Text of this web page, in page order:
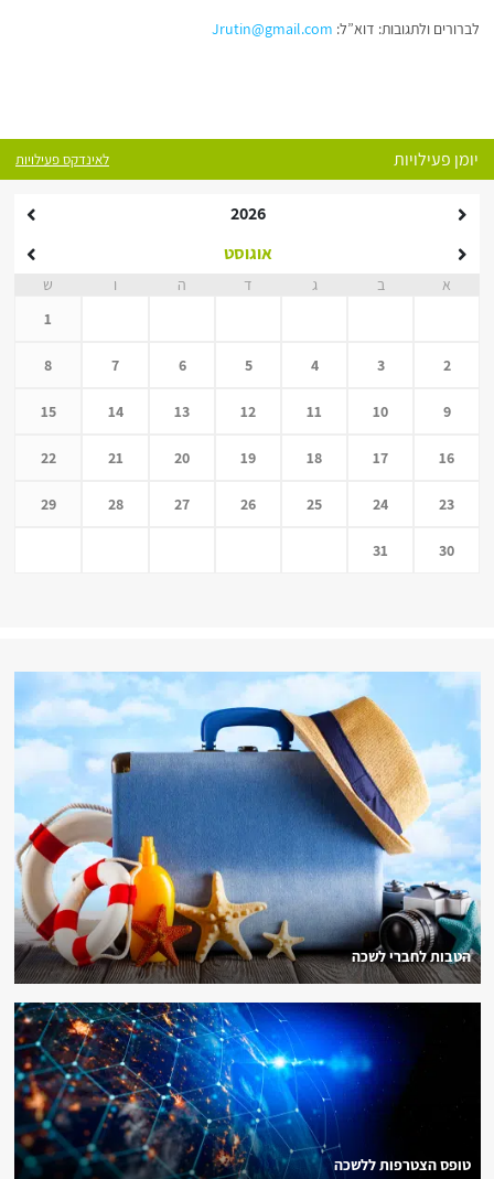
לברורים ולתגובות: דוא”ל: Jrutin@gmail.com
יומן פעילויות לאינדקס פעילויות
2026
אוגוסט
א ב ג ד ה ו
ש
1
2
3
4
5
6
7
8
9
10
11
12
13
14
15
16
17
18
19
20
21
22
23
24
25
26
27
28
29
30
31
הטבות לחברי לשכה
טופס הצטרפות ללשכה